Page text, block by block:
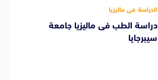
الدراسة فى ماليزيا
دراسة الطب فى ماليزيا جامعة
سيبرجايا